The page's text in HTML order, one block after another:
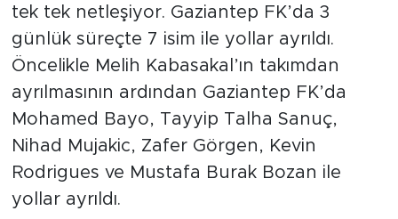
tek tek netleşiyor. Gaziantep FK’da 3
günlük süreçte 7 isim ile yollar ayrıldı.
Öncelikle Melih Kabasakal’ın takımdan
ayrılmasının ardından Gaziantep FK’da
Mohamed Bayo, Tayyip Talha Sanuç,
Nihad Mujakic, Zafer Görgen, Kevin
Rodrigues ve Mustafa Burak Bozan ile
yollar ayrıldı.